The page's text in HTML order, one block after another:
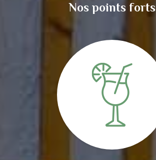
Nos points forts